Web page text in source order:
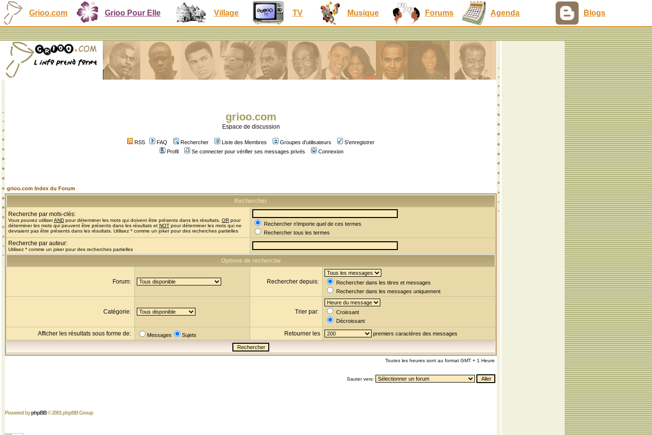
Grioo.com Grioo Pour Elle Village TV Musique Forums Agenda Blogs
grioo.com
Espace de discussion
RSS FAQ Rechercher Liste des Membres Groupes d'utilisateurs
S'enregistrer
Profil
Se connecter pour vérifier ses messages privés Connexion
grioo.com Index du Forum
Rechercher
Recherche par mots-clés:
Vous pouvez utiliserAND pour déterminer les mots qui doivent être présents dans les résultats, OR pour
déterminer les mots qui peuvent être présents dans les résultats et NOT pour déterminer les mots qui ne
devraient pas être présents dans les résultats. Utilisez * comme un joker pour des recherches partielles
Rechercher n'importe quel de ces termes
Rechercher tous les termes
Recherche par auteur:
Utilisez * comme un joker pour des recherches partielles
Options de recherche
Forum: Rechercher depuis:
Rechercher dans les titres et messages
Rechercher dans les messages uniquement
Catégorie: Trier par:
Croissant
Décroissant
Afficher les résultats sous forme de: Messages Sujets Retourner les premiers caractères des messages
Toutes les heures sont au format GMT + 1 Heure
Sauter vers:
Powered byphpBB© 2001 phpBB Group